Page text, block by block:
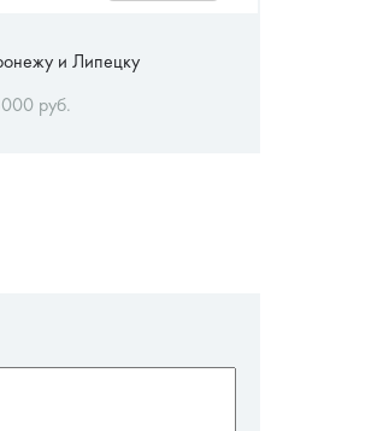
и Липецку
руб.